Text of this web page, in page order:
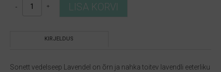
vedelseep
LISA KORVI
KIRJELDUS
Sonett vedelseep Lavendel on õrn ja nahka toitev lavendli eeterliku